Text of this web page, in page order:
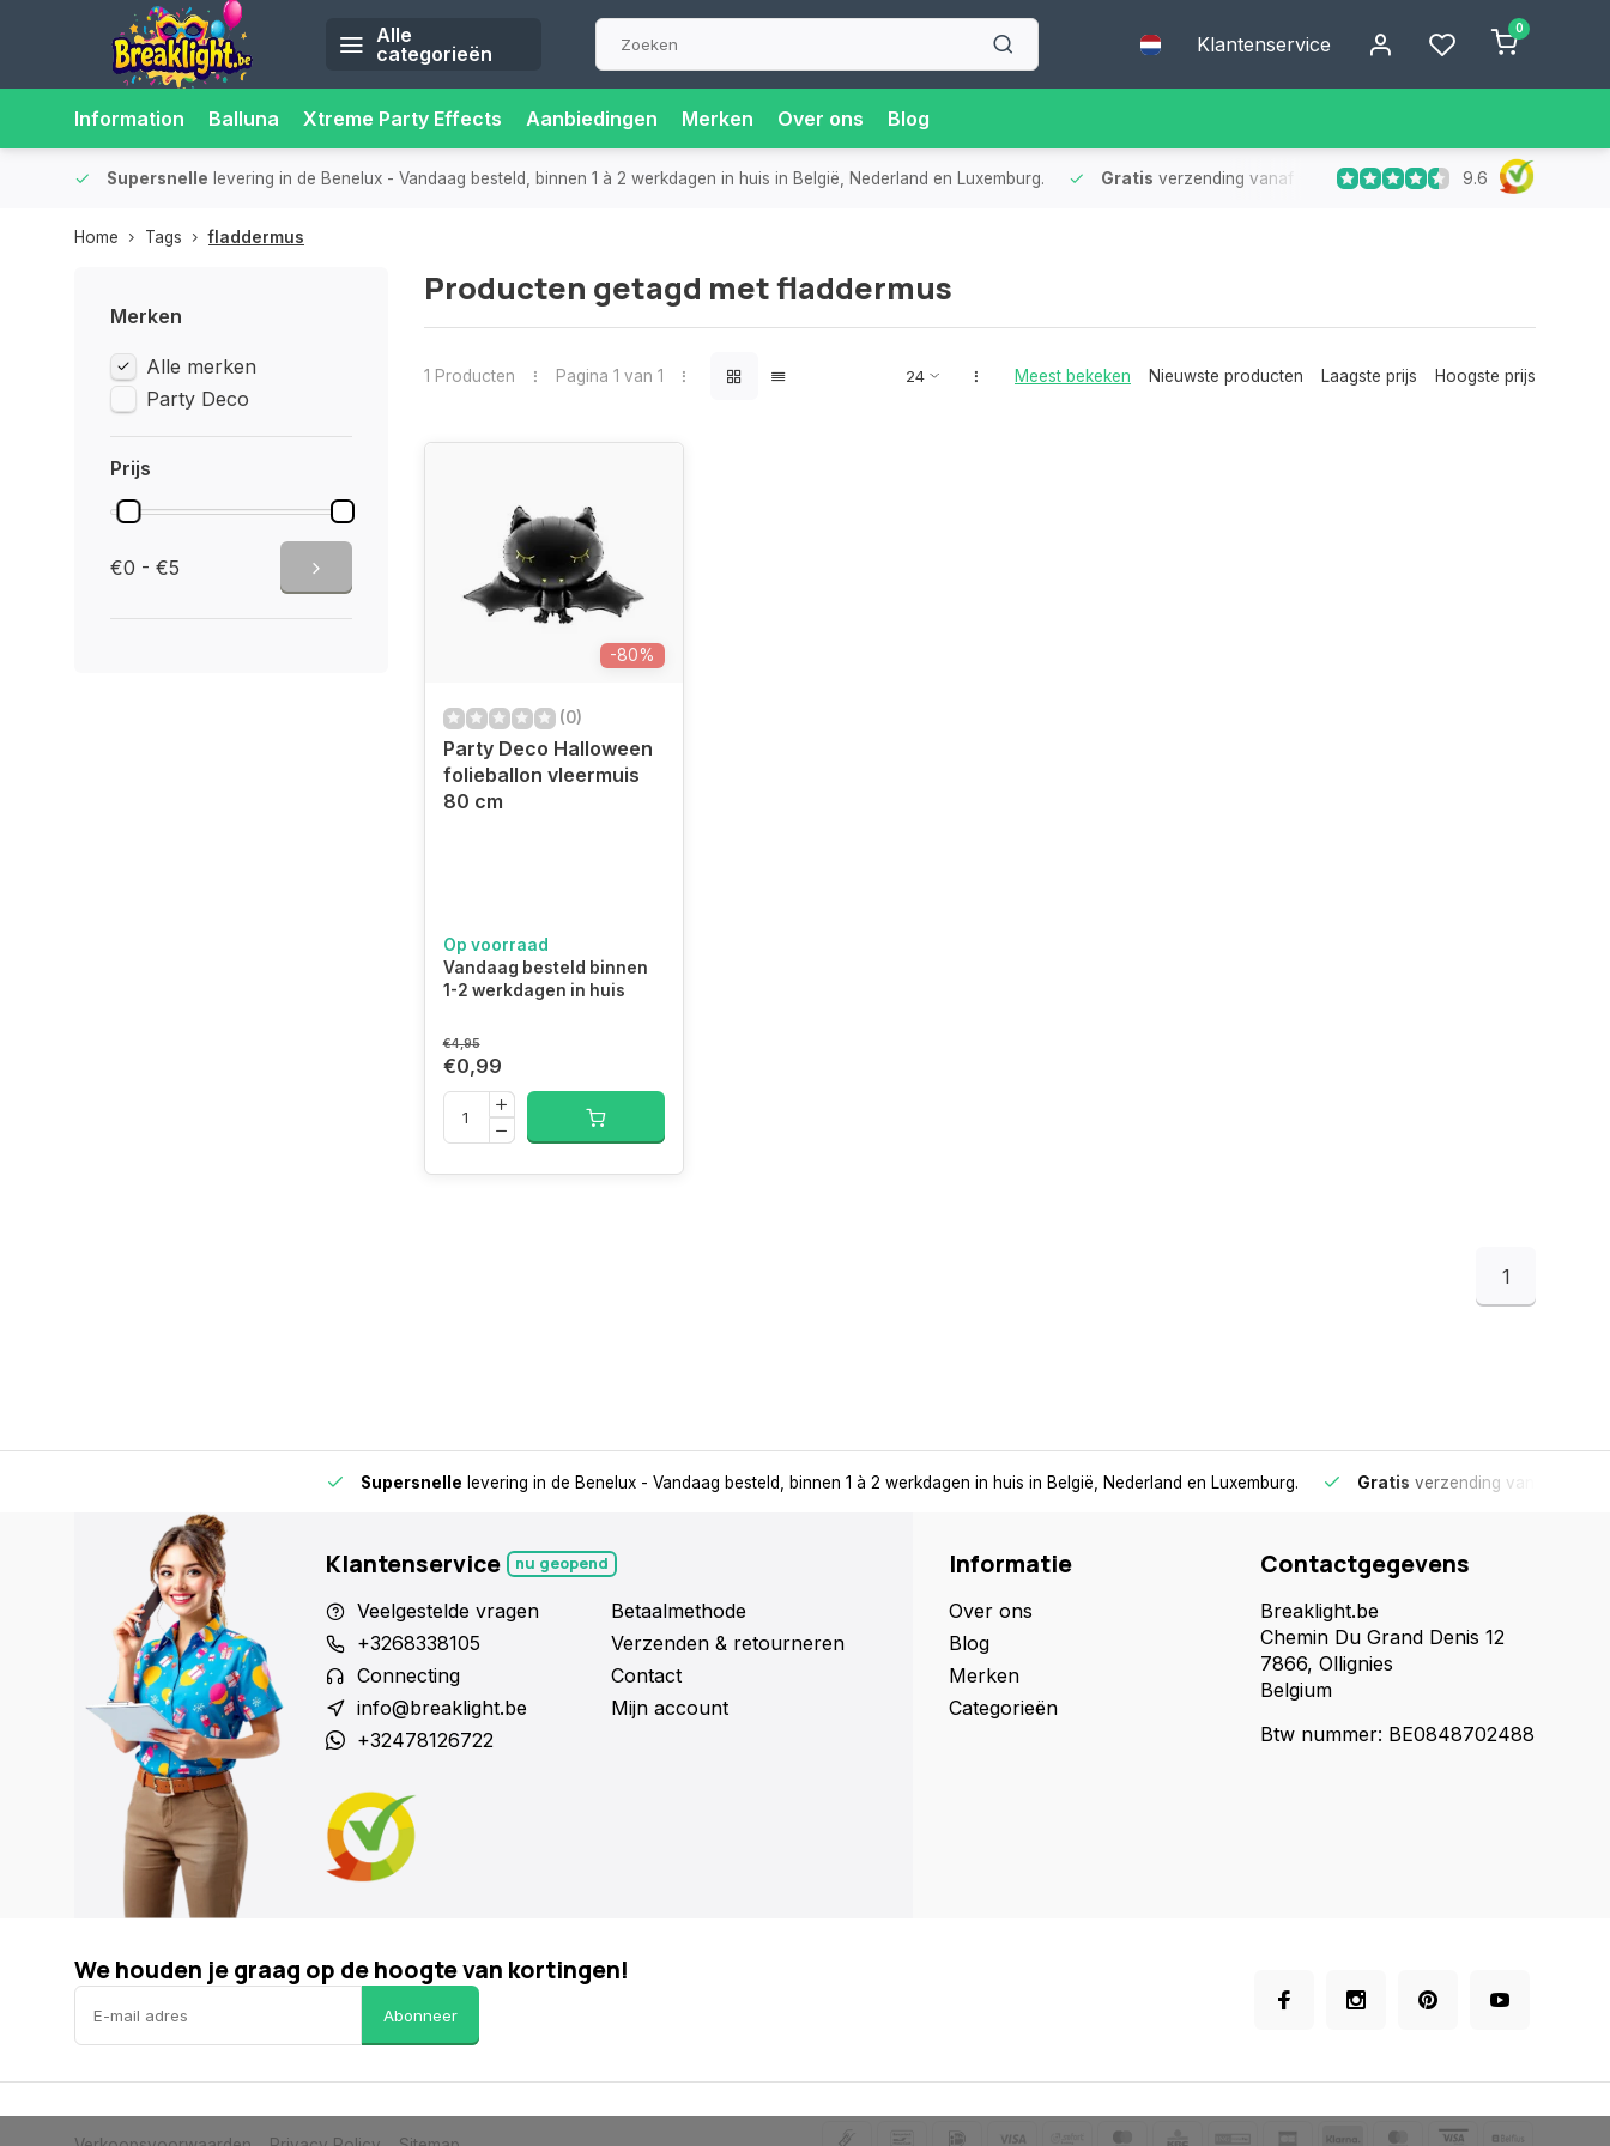
Alle
categorieën
Klantenservice
0
Information Balluna Xtreme Party Effects Aanbiedingen Merken Over ons Blog
Supersnelle levering in de Benelux - Vandaag besteld, binnen 1 à 2 werkdagen in huis in België, Nederland en Luxemburg. Gratis verzending vanaf €75 - Geen verzendkosten bij
9.6
Home Tags fladdermus
Merken
Alle merken
Party Deco
Prijs
€0 - €5
Producten getagd met fladdermus
1 Producten Pagina 1 van 1 Meest bekeken Nieuwste producten Laagste prijs Hoogste prijs
-80%
(0)
Party Deco Halloween
folieballon vleermuis
80 cm
Op voorraad
Vandaag besteld binnen
1-2 werkdagen in huis
€4,95
€0,99
1
Supersnelle levering in de Benelux - Vandaag besteld, binnen 1 à 2 werkdagen in huis in België, Nederland en Luxemburg. Gratis verzending vanaf €75
Klantenservice nu geopend
Veelgestelde vragen
+3268338105
Connecting
info@breaklight.be
+32478126722
Betaalmethode
Verzenden & retourneren
Contact
Mijn account
Informatie
Over ons
Blog
Merken
Categorieën
Contactgegevens
Breaklight.be
Chemin Du Grand Denis 12
7866, Ollignies
Belgium
Btw nummer: BE0848702488
We houden je graag op de hoogte van kortingen!
Abonneer